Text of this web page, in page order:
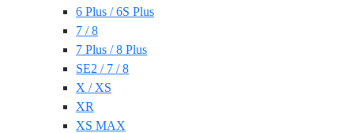
6 Plus / 6S Plus
7 / 8
7 Plus / 8 Plus
SE2 / 7 / 8
X / XS
XR
XS MAX